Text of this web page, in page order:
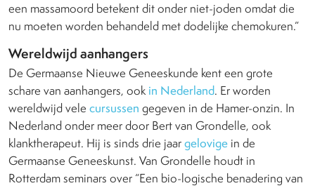
een massamoord betekent dit onder niet-joden omdat die
nu moeten worden behandeld met dodelijke chemokuren.”
Wereldwijd aanhangers
De Germaanse Nieuwe Geneeskunde kent een grote
schare van aanhangers, ookin Nederland. Er worden
wereldwijd vele cursussen gegeven in de Hamer-onzin. In
Nederland onder meer door Bert van Grondelle, ook
klanktherapeut. Hij is sinds drie jaargelovige in de
Germaanse Geneeskunst. Van Grondelle houdt in
Rotterdam seminars over “Een bio-logische benadering van